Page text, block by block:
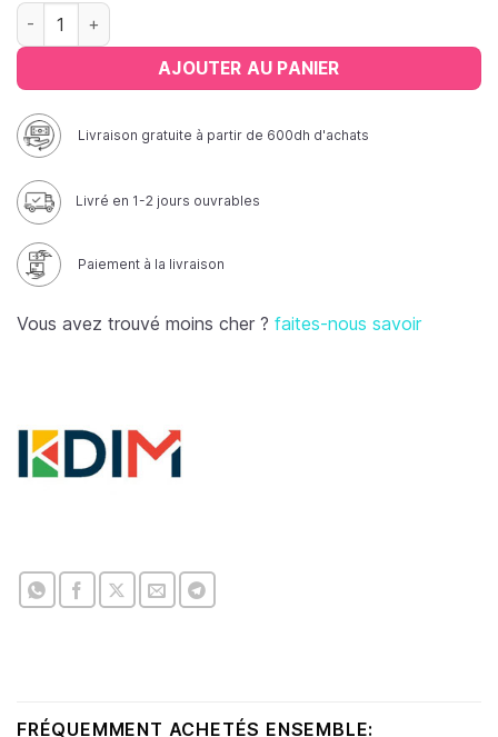
quantité de 100 Tubes de prélèvement EDTA
AJOUTER AU PANIER
Livraison gratuite à partir de 600dh d'achats
Livré en 1-2 jours ouvrables
Paiement à la livraison
Vous avez trouvé moins cher ? faites-nous savoir
FRÉQUEMMENT ACHETÉS ENSEMBLE: